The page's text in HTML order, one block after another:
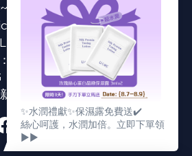
國定假日除外)
care.com.tw
：
@ucare
U CARE 美麗粉專
ucare.tw2002
莊區新北大道二段312號3樓
✨水潤禮獻✨保濕露免費送✔️
絲心呵護，水潤加倍。立即下單領
▶▶